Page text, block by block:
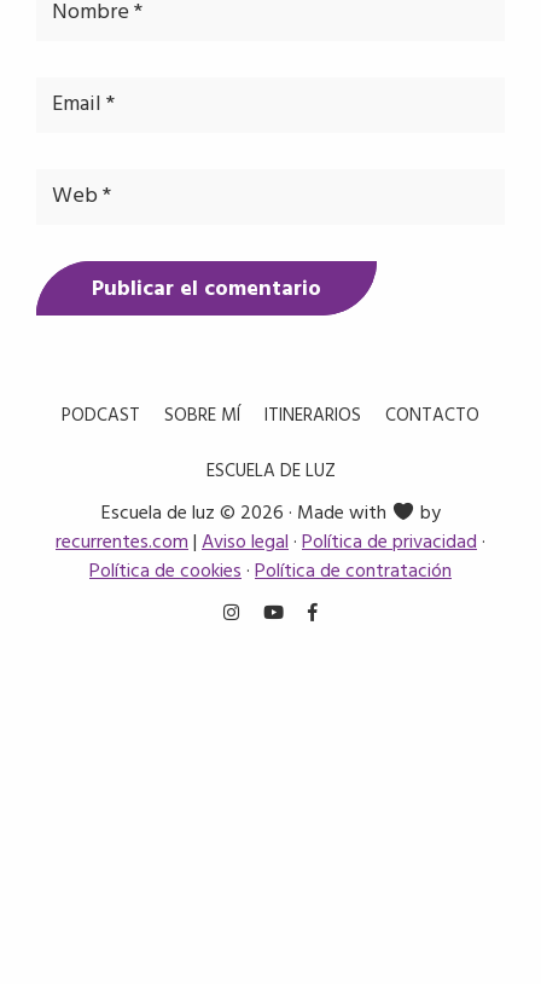
PODCAST SOBRE MÍ ITINERARIOS
CONTACTO
ESCUELA DE LUZ
Escuela de luz © 2026 · Made with
by
recurrentes.com|Aviso legal·Política de privacidad·
Política de cookies·Política de contratación